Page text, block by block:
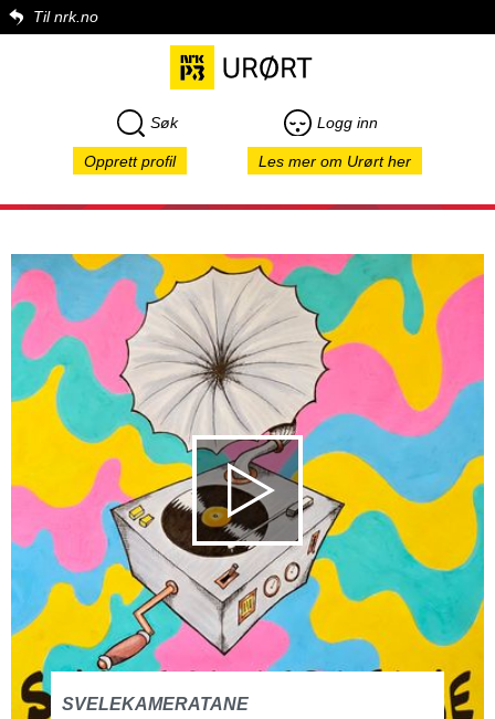
Til nrk.no
Søk Logg inn
Opprett profil Les mer om Urørt her
SVELEKAMERATANE